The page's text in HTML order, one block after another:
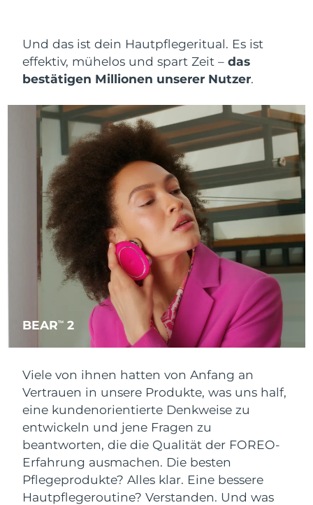
Und das ist dein Hautpflegeritual. Es ist
effektiv, mühelos und spart Zeit –das
bestätigen Millionen unserer Nutzer.
BEARTM 2
Viele von ihnen hatten von Anfang an
Vertrauen in unsere Produkte, was uns half,
eine kundenorientierte Denkweise zu
entwickeln und jene Fragen zu
beantworten, die die Qualität der FOREO-
Erfahrung ausmachen. Die besten
Pflegeprodukte? Alles klar. Eine bessere
Hautpflegeroutine? Verstanden. Und was